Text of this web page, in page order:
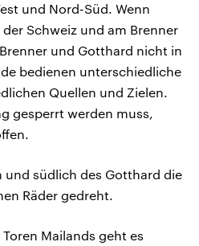
und Nord-Süd. Wenn
Schweiz und am Brenner
und Gotthard nicht in
bedienen unterschiedliche
Quellen und Zielen.
gesperrt werden muss,
und südlich des Gotthard die
Räder gedreht.
Mailands geht es